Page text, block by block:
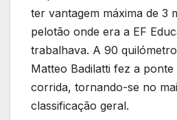
ter vantagem máxima de 3
pelotão onde era a EF
trabalhava. A 90
Matteo Badilatti fez a
corrida, tornando-se no
classificação geral.